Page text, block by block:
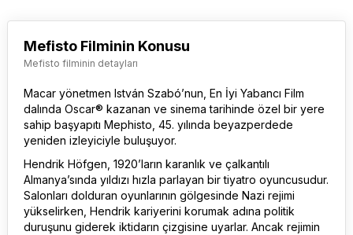
Mefisto Filminin Konusu
Mefisto filminin detayları
Macar yönetmen István Szabó’nun, En İyi Yabancı Film
dalında Oscar® kazanan ve sinema tarihinde özel bir yere
sahip başyapıtı Mephisto, 45. yılında beyazperdede
yeniden izleyiciyle buluşuyor.
Hendrik Höfgen, 1920’ların karanlık ve çalkantılı
Almanya’sında yıldızı hızla parlayan bir tiyatro oyuncusudur.
Salonları dolduran oyunlarının gölgesinde Nazi rejimi
yükselirken, Hendrik kariyerini korumak adına politik
duruşunu giderek iktidarın çizgisine uyarlar. Ancak rejimin